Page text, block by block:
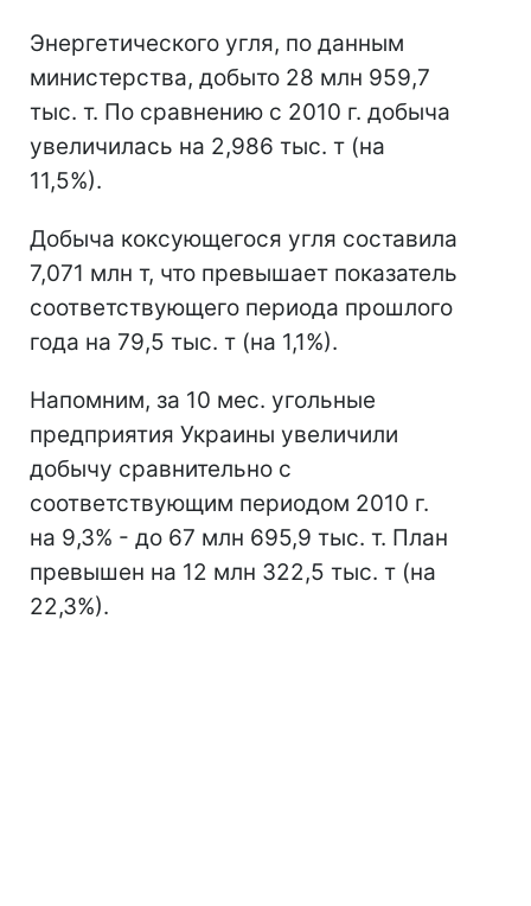
Энергетического угля, по данным
министерства, добыто 28 млн 959,7
тыс. т. По сравнению с 2010 г. добыча
увеличилась на 2,986 тыс. т (на
11,5%).
Добыча коксующегося угля составила
7,071 млн т, что превышает показатель
соответствующего периода прошлого
года на 79,5 тыс. т (на 1,1%).
Напомним, за 10 мес. угольные
предприятия Украины увеличили
добычу сравнительно с
соответствующим периодом 2010 г.
на 9,3% - до 67 млн ​​695,9 тыс. т. План
превышен на 12 млн 322,5 тыс. т (на
22,3%).